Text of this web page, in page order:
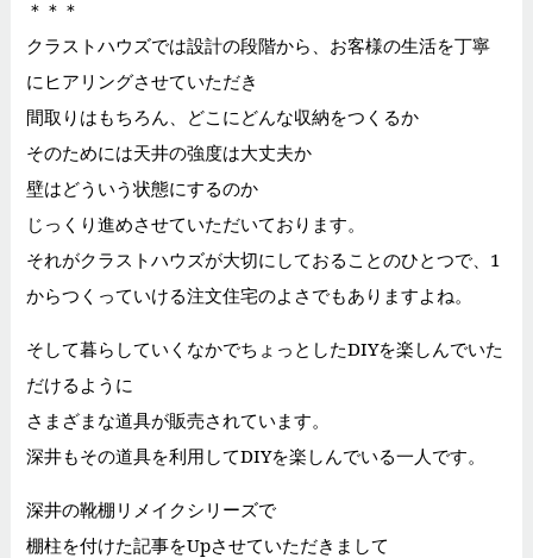
＊＊＊
クラストハウズでは設計の段階から、お客様の生活を丁寧
にヒアリングさせていただき
間取りはもちろん、どこにどんな収納をつくるか
そのためには天井の強度は大丈夫か
壁はどういう状態にするのか
じっくり進めさせていただいております。
それがクラストハウズが大切にしておることのひとつで、1
からつくっていける注文住宅のよさでもありますよね。
そして暮らしていくなかでちょっとしたDIYを楽しんでいた
だけるように
さまざまな道具が販売されています。
深井もその道具を利用してDIYを楽しんでいる一人です。
深井の靴棚リメイクシリーズで
棚柱を付けた記事をUpさせていただきまして